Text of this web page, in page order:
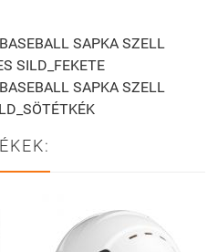
SAPKA SZELL
SILD_FEKETE
SAPKA SZELL